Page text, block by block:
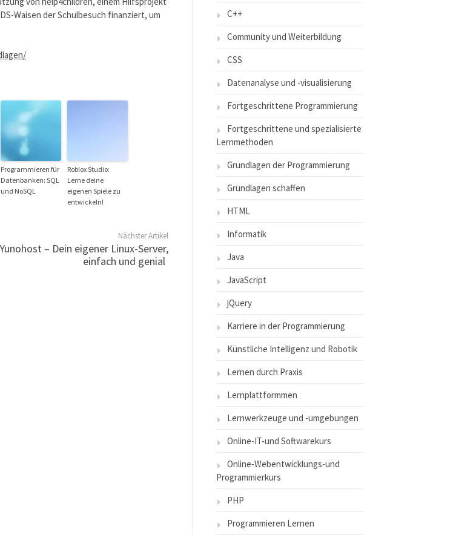
Waisen der Schulbesuch finanziert, um
Programmieren für
Datenbanken: SQL
und NoSQL
Roblox Studio:
Lerne deine
eigenen Spiele zu
entwickeln!
Nächster Artikel
Yunohost – Dein eigener Linux-Server,
einfach und genial
C++
Community und Weiterbildung
CSS
Datenanalyse und -visualisierung
Fortgeschrittene Programmierung
Fortgeschrittene und spezialisierte
Lernmethoden
Grundlagen der Programmierung
Grundlagen schaffen
HTML
Informatik
Java
JavaScript
jQuery
Karriere in der Programmierung
Künstliche Intelligenz und Robotik
Lernen durch Praxis
Lernplattformmen
Lernwerkzeuge und -umgebungen
Online-IT-und Softwarekurs
Online-Webentwicklungs-und
Programmierkurs
PHP
Programmieren Lernen